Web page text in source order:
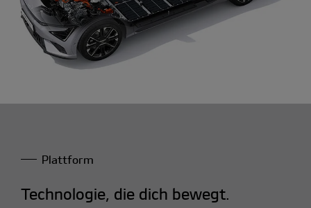
Plattform
Technologie, die dich bewegt.